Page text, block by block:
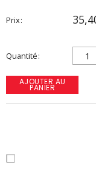
Prix
Quantité
AJOUTER AU
PANIER